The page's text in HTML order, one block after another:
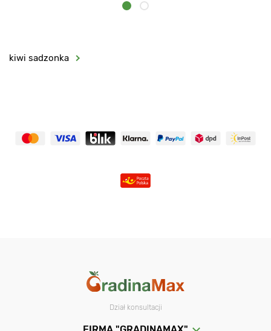
kiwi sadzonka
Dział konsultacji